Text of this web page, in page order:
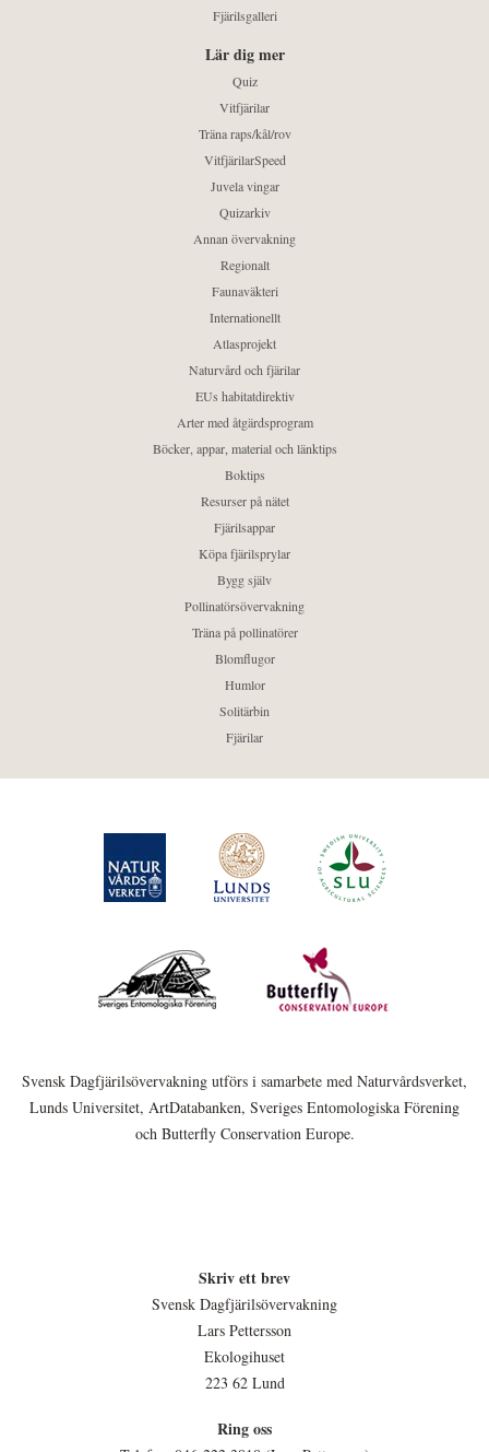
Fjärilsgalleri
Lär dig mer
Quiz
Vitfjärilar
Träna raps/kål/rov
VitfjärilarSpeed
Juvela vingar
Quizarkiv
Annan övervakning
Regionalt
Faunaväkteri
Internationellt
Atlasprojekt
Naturvård och fjärilar
EUs habitatdirektiv
Arter med åtgärdsprogram
Böcker, appar, material och länktips
Boktips
Resurser på nätet
Fjärilsappar
Köpa fjärilsprylar
Bygg själv
Pollinatörsövervakning
Träna på pollinatörer
Blomflugor
Humlor
Solitärbin
Fjärilar
Svensk Dagfjärilsövervakning utförs i samarbete med Naturvårdsverket,
Lunds Universitet, ArtDatabanken, Sveriges Entomologiska Förening
och Butterfly Conservation Europe.
Skriv ett brev
Svensk Dagfjärilsövervakning
Lars Pettersson
Ekologihuset
223 62 Lund
Ring oss